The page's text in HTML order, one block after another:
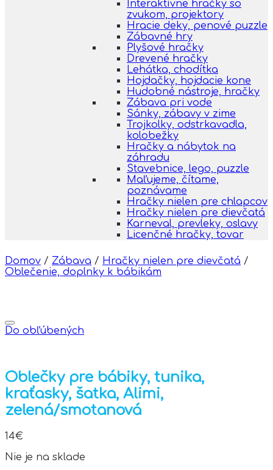
Interaktívne hračky so
zvukom, projektory
Hracie deky, penové puzzle
Zábavné hry
Plyšové hračky
Drevené hračky
Lehátka, chodítka
Hojdačky, hojdacie kone
Hudobné nástroje, hračky
Zábava pri vode
Sánky, zábavy v zime
Trojkolky, odstrkavadla,
kolobežky
Hračky a nábytok na
záhradu
Stavebnice, lego, puzzle
Maľujeme, čítame,
poznávame
Hračky nielen pre chlapcov
Hračky nielen pre dievčatá
Karneval, prevleky, oslavy
Licenčné hračky, tovar
Domov / Zábava / Hračky nielen pre dievčatá /
Oblečenie, doplnky k bábikám
Do obľúbených
Oblečky pre bábiky, tunika,
kraťasky, šatka, Alimi,
zelená/smotanová
14€
Nie je na sklade